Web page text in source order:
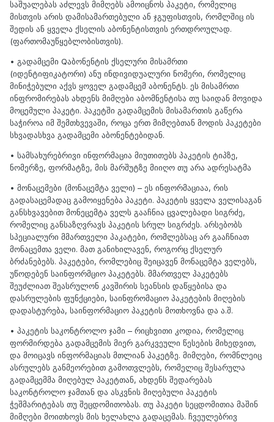
საშუალებას აძლევს მიმღებს ამოიცნოს პაკეტი, რომელიც
მისთვის არის დამისამართებული ან ჯგუფისთვის, რომლშიც ის
შედის ან ყველა ქსელის აბონენტისთვის ერთდროულად.
(ფართომაუწყებლობისთვის).
• გადამცემი Qაბონენტის ქსელური მისამრთი
(იდენტიფიკატორი) ანუ ინდივიდუალური ნომერი, რომელიც
მინიჭებული აქვს ყოველ გადამცემ აბონენტს. ეს მისამრთი
ინფრომირებას ახდენს მიმღები აბომნენტისა თუ საიდან მოვიდა
მოცემული პაკეტი. პაკეტში გადამცემის მისამართის გაწერა
საჭიროა იმ შემთხვევაში, როცა ერთ მიმღებთან მოდის პაკეტები
სხვადასხვა გადამცემი აბონენტებიდან.
• სამსახურებრივი ინფორმაცია მიუთითებს პაკეტის ტიპზე,
ნომერზე, ფორმატზე, მის მარშუტზე მიიღო თუ არა ადრესატმა
• მონაცემები (მონაცემტა ველი) – ეს ინფორმაციაა, რის
გადასაცემადაც გამოიყენება პაკეტი. პაკეტის ყველა ველისაგან
განსხვავებით მონეცემტა ველს გააჩნია ცვალებადი სიგრძე,
რომელიც განსაზღვრავს პაკეტის სრულ სიგრძეს. არსებობს
სპეციალური მმართველი პაკატები, რომლებსაც არ გააჩნიათ
მონაცემთა ველი. მათ განიხილავენ, როგორც ქსელურ
ბრძანებებს. პაკეტები, რომლებიც შეიცავენ მონაცემტა ველებს,
უწოდებენ საინფორმციო პაკეტებს. მმართველ პაკეტებს
შეუძლიათ შეასრულონ კავშირის სეანსის დაწყებისა და
დასრულების ფუნქციები, საინფრომაციო პაკეტების მიღების
დადასტურება, საინფორმაციო პაკეტის მოთხოვნა და ა.შ.
• პაკეტის საკონტროლო ჯამი – რიცხვითი კოდია, რომელიც
ფორმირდება გადამცემის მიერ გარკვეული წესების მიხედვით,
და მოიცავს ინფორმაციას მთლიან პაკეტზე. მიმღები, რომნლეიც
ასრულებს განმეორებით გამოთვლებს, რომელიც შესარულა
გადამცემმა მიღებულ პაკეტთან, ახდენს შედარებას
საკონტროლო ჯამთან და ასკვნის მიღებული პაკეტის
ჭეშმარიტებას თუ შეცდომითობას. თუ პაკეტი სეცდომითია მაშინ
მიმღები მოითხოვს მის ხელახლა გადაცემას. ჩვეულებრივ